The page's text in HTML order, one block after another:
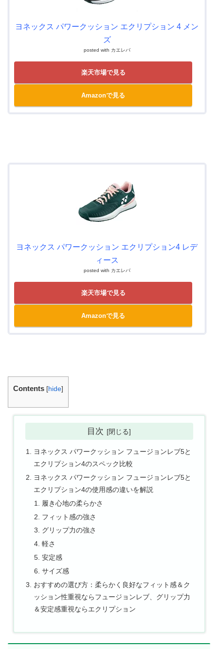
ヨネックス パワークッション エクリプション 4 メン
ズ
posted with カエレバ
楽天市場で見る
Amazonで見る
ヨネックス パワークッション エクリプション4 レデ
ィース
posted with カエレバ
楽天市場で見る
Amazonで見る
Contents [hide]
目次
ヨネックス パワークッション フュージョンレブ5と
エクリプション4のスペック比較
ヨネックス パワークッション フュージョンレブ5と
エクリプション4の使用感の違いを解説
履き心地の柔らかさ
フィット感の強さ
グリップ力の強さ
軽さ
安定感
サイズ感
おすすめの選び方：柔らかく良好なフィット感＆ク
ッション性重視ならフュージョンレブ、グリップ力
＆安定感重視ならエクリプション